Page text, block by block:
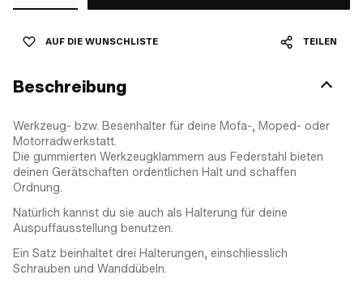
AUF DIE WUNSCHLISTE TEILEN
Beschreibung
Werkzeug- bzw. Besenhalter für deine Mofa-, Moped- oder
Motorradwerkstatt.
Die gummierten Werkzeugklammern aus Federstahl bieten
deinen Gerätschaften ordentlichen Halt und schaffen
Ordnung.
Natürlich kannst du sie auch als Halterung für deine
Auspuffausstellung benutzen.
Ein Satz beinhaltet drei Halterungen, einschliesslich
Schrauben und Wanddübeln.